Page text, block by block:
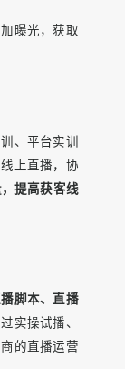
的联动传播，打
量。
增加曝光，获取